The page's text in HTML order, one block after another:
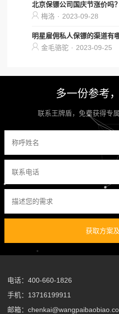
北京保镖公司国庆节涨价吗？
梅洛 · 2023-09-28
明星雇佣私人保镖的渠道有
金毛骆驼 · 2023-09-25
多一份参考
联系王牌盾，免费获得专
获取方案
电话：400-660-1826
手机：13716199911
邮箱：